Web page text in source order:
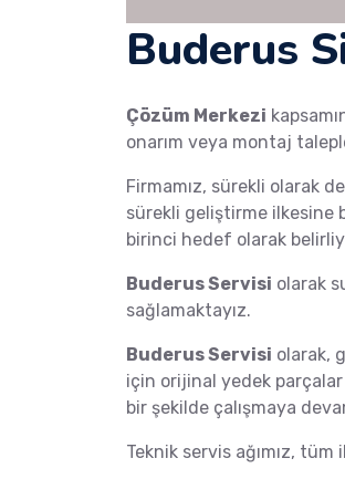
Buderus
Çözüm Merkezi
onarım veya montaj
Firmamız, sürekli olarak
sürekli geliştirme ilkesine
birinci hedef olarak
Buderus Servisi olarak
sağlamaktayız.
Buderus Servisi olarak,
için orijinal yedek
bir şekilde çalışmaya
Teknik servis ağımız,